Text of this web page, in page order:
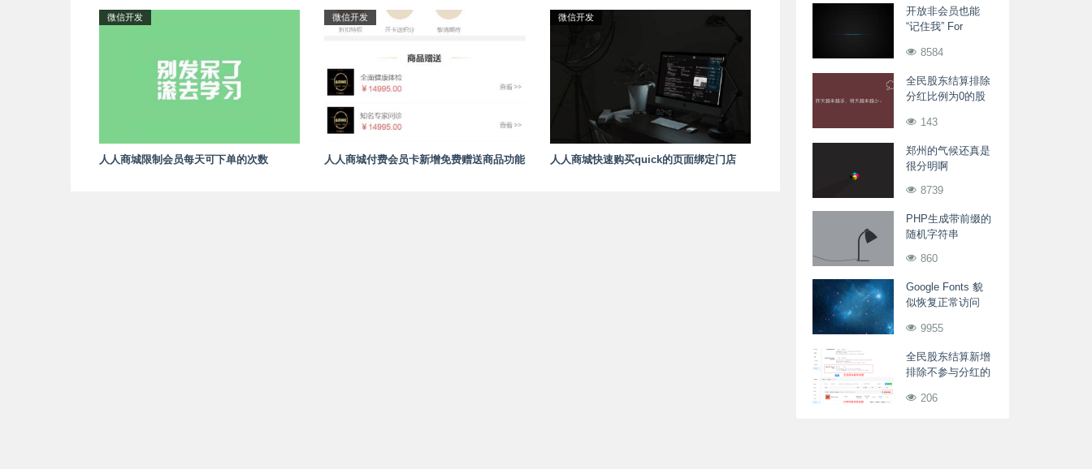
微信开发
人人商城限制会员每天可下单的次数
微信开发
人人商城付费会员卡新增免费赠送商品功能
微信开发
人人商城快速购买quick的页面绑定门店
开放非会员也能
“记住我” For
8584
全民股东结算排除
分红比例为0的股
143
郑州的气候还真是
很分明啊
8739
PHP生成带前缀的
随机字符串
860
Google Fonts 貌
似恢复正常访问
9955
全民股东结算新增
排除不参与分红的
206